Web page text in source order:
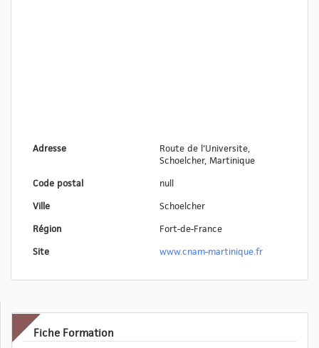
Adresse
Route de l'Universite,
Schoelcher, Martinique
Code postal
null
Ville
Schoelcher
Région
Fort-de-France
Site
www.cnam-martinique.fr
Fiche Formation